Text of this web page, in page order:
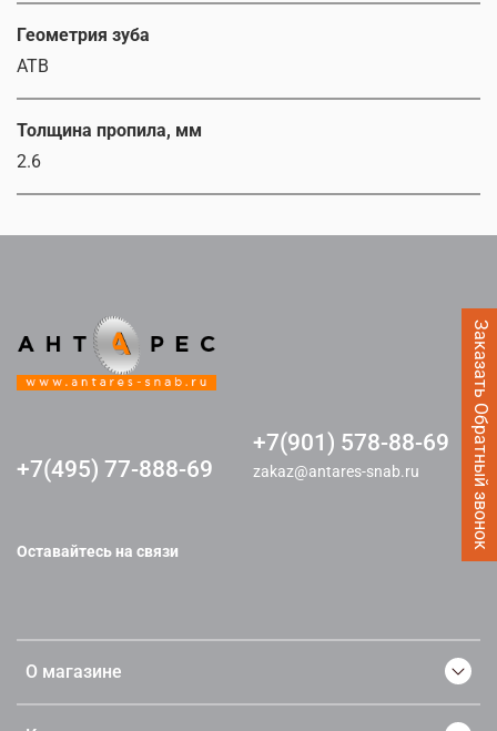
Заказать Обратный звонок
Геометрия зуба
ATB
Толщина пропила, мм
2.6
О магазине
+7(495) 77-888-69
+7(901) 578-88-69
zakaz@antares-snab.ru
Оставайтесь на связи